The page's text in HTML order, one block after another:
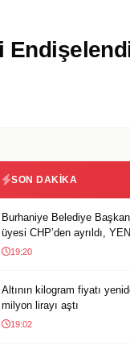
SON DAKIKA
Burhaniye Belediye
üyesi CHP’den ayrıldı,
19:20
Altının kilogram fiyatı
milyon lirayı aştı
19:02